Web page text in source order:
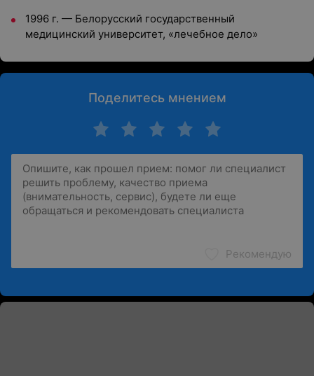
1996 г. — Белорусский государственный
медицинский университет, «лечебное дело»
Поделитесь мнением
Рекомендую